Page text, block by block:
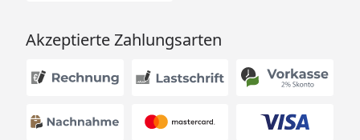
Akzeptierte Zahlungsarten